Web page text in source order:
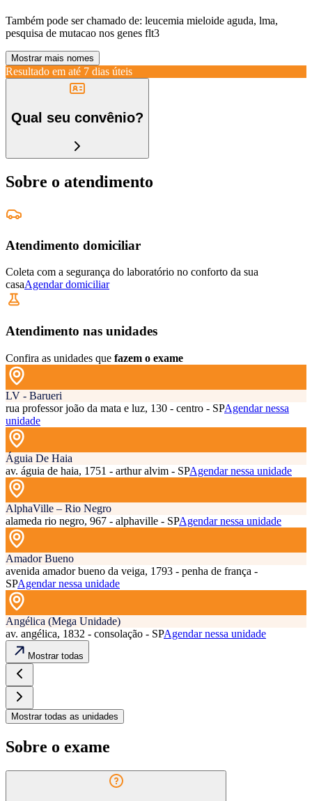
Também pode ser chamado de: leucemia mieloide aguda, lma,
pesquisa de mutacao nos genes flt3
Mostrar mais nomes
Resultado em até 7 dias úteis
Qual seu convênio?
Sobre o atendimento
Atendimento domiciliar
Coleta com a segurança do laboratório no conforto da sua
casaAgendar domiciliar
Atendimento nas unidades
Confira as unidades que fazem o exame
LV - Barueri
rua professor joão da mata e luz, 130 - centro - SPAgendar nessa
unidade
Águia De Haia
av. águia de haia, 1751 - arthur alvim - SPAgendar nessa unidade
AlphaVille – Rio Negro
alameda rio negro, 967 - alphaville - SPAgendar nessa unidade
Amador Bueno
avenida amador bueno da veiga, 1793 - penha de frança -
SPAgendar nessa unidade
Angélica (Mega Unidade)
av. angélica, 1832 - consolação - SPAgendar nessa unidade
Mostrar todas
Mostrar todas as unidades
Sobre o exame